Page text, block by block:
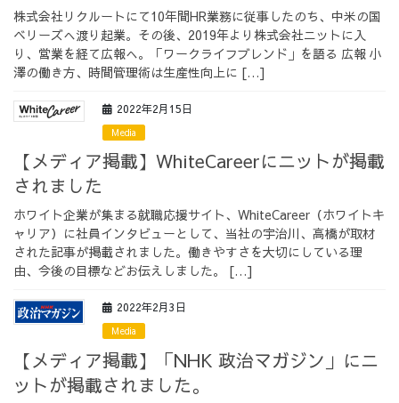
チームインタビュー02
お問い合わせ
株式会社リクルートにて10年間HR業務に従事したのち、中米の国
ベリーズへ渡り起業。その後、2019年より株式会社ニットに入
り、営業を経て広報へ。「ワークライフブレンド」を語る 広報 小
澤の働き方、時間管理術は生産性向上に […]
2022年2月15日
Media
【メディア掲載】WhiteCareerにニットが掲載
されました
ホワイト企業が集まる就職応援サイト、WhiteCareer（ホワイトキ
ャリア）に社員インタビューとして、当社の宇治川、高橋が取材
された記事が掲載されました。働きやすさを大切にしている理
由、今後の目標などお伝えしました。 […]
2022年2月3日
Media
【メディア掲載】「NHK 政治マガジン」にニ
ットが掲載されました。